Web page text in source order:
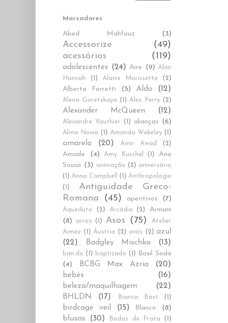
Marcadores
Abed Mahfouz (3)
Accessorize
(49)
acessórios
(119)
adolescentes (24) Aire (9) Alan
Hannah
(1) Alanis Morissette (2)
Alberta Ferretti (5) Aldo (12)
Alena Goretskaya (1) Alex Perry (2)
Alexander McQueen (12)
Alexandre Vauthier (1) alianças (6)
Alma Novia (1) Amanda Wakeley (1)
amarelo (20) Amir Awad (2)
Amsale (4) Amy Kuschel (1)
Ana
Sousa (3) animação (2) aniversário
(1) Anna Campbell (1) Anthropologie
(1)
Antiguidade Greco-
Romana
(45) aperitivos (7)
Aqueduto (2) Arcádia (2)
Armani
(8)
arroz (1) Asos (75)
Atelier
Aimée
(1) Áustria (2) avós (2) azul
(22)
Badgley Mischka (13)
ban.do (1) baptizado (1)
Basil Soda
(4)
BCBG Max Azria
(20)
bebés
(16)
beleza/maquilhagem
(22)
BHLDN
(17) Bianca Bast (1)
birdcage veil (15) Blanco (8)
blusas (30) Bodas de Prata (1)